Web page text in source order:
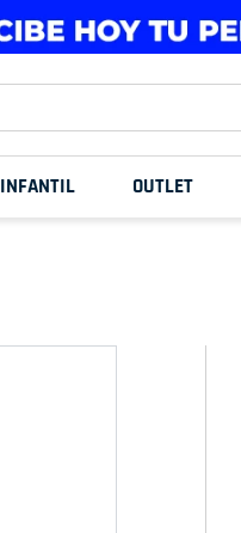
INFANTIL OUTLET